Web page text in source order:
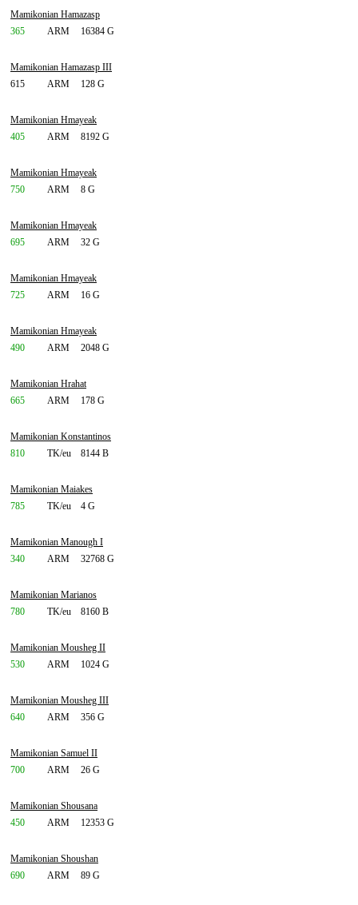
Mamikonian Hamazasp
365
ARM 16384 G
Mamikonian Hamazasp III
615
ARM 128 G
Mamikonian Hmayeak
405
ARM 8192 G
Mamikonian Hmayeak
750
ARM 8 G
Mamikonian Hmayeak
695
ARM 32 G
Mamikonian Hmayeak
725
ARM 16 G
Mamikonian Hmayeak
490
ARM 2048 G
Mamikonian Hrahat
665
ARM 178 G
Mamikonian Konstantinos
810
TK/eu 8144 B
Mamikonian Maiakes
785
TK/eu 4 G
Mamikonian Manough I
340
ARM 32768 G
Mamikonian Marianos
780
TK/eu 8160 B
Mamikonian Mousheg II
530
ARM 1024 G
Mamikonian Mousheg III
640
ARM 356 G
Mamikonian Samuel II
700
ARM 26 G
Mamikonian Shousana
450
ARM 12353 G
Mamikonian Shoushan
690
ARM 89 G